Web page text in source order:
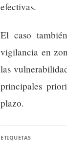
efectivas.
El caso
vigilancia en
las
principales
plazo.
ETIQUETAS